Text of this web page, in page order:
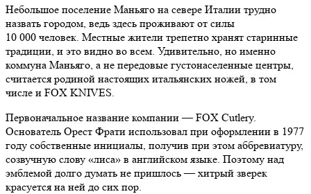
Небольшое поселение Маньяго на севере Италии трудно
назвать городом, ведь здесь проживают от силы
10 000 человек. Местные жители трепетно хранят старинные
традиции, и это видно во всем. Удивительно, но именно
коммуна Маньяго, а не передовые густонаселенные центры,
считается родиной настоящих итальянских ножей, в том
числе и FOX KNIVES.
Первоначальное название компании — FOX Cutlery.
Основатель Орест Фрати использовал при оформлении в 1977
году собственные инициалы, получив при этом аббревиатуру,
созвучную слову «лиса» в английском языке. Поэтому над
эмблемой долго думать не пришлось — хитрый зверек
красуется на ней до сих пор.